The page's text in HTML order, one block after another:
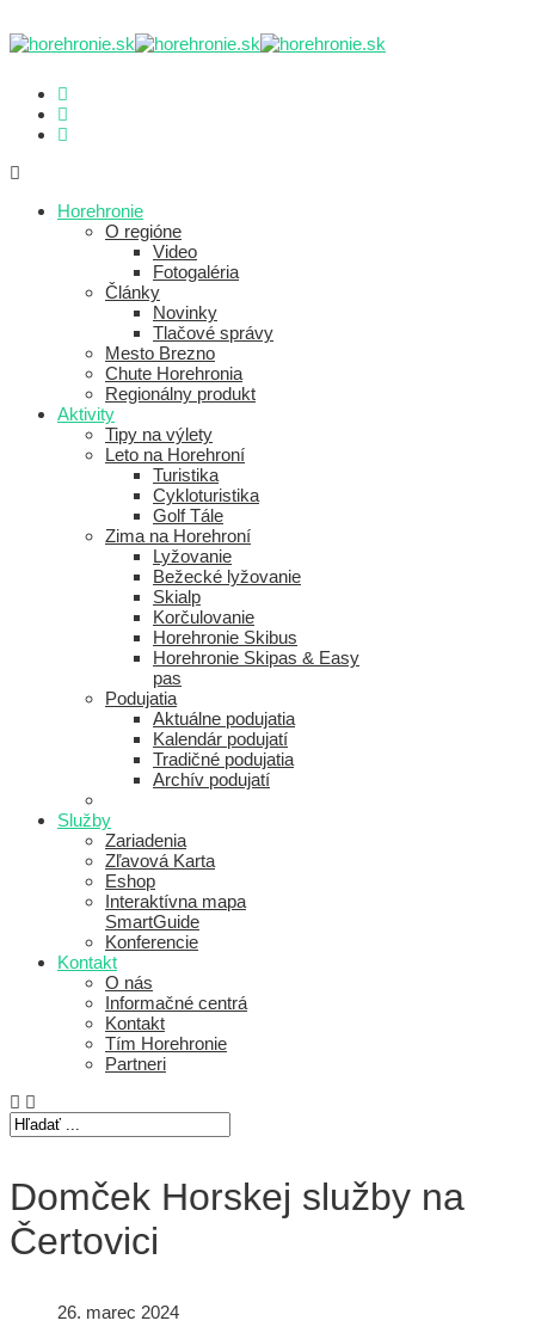
Horehronie
O regióne
Video
Fotogaléria
Články
Novinky
Tlačové správy
Mesto Brezno
Chute Horehronia
Regionálny produkt
Aktivity
Tipy na výlety
Leto na Horehroní
Turistika
Cykloturistika
Golf Tále
Zima na Horehroní
Lyžovanie
Bežecké lyžovanie
Skialp
Korčulovanie
Horehronie Skibus
Horehronie Skipas & Easy
pas
Podujatia
Aktuálne podujatia
Kalendár podujatí
Tradičné podujatia
Archív podujatí
Služby
Zariadenia
Zľavová Karta
Eshop
Interaktívna mapa
SmartGuide
Konferencie
Kontakt
O nás
Informačné centrá
Kontakt
Tím Horehronie
Partneri
Domček Horskej služby na
Čertovici
26. marec 2024